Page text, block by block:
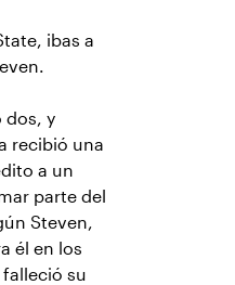
ibas a
dos, y
recibió una
a un
parte del
Steven,
él en los
su